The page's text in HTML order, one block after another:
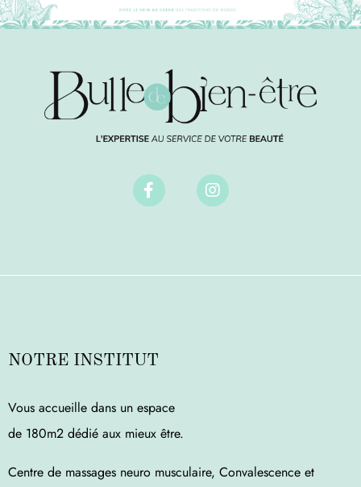
NOTRE INSTITUT
Vous accueille dans un espace
de 180m2 dédié aux mieux être.
Centre de massages neuro musculaire, Convalescence et